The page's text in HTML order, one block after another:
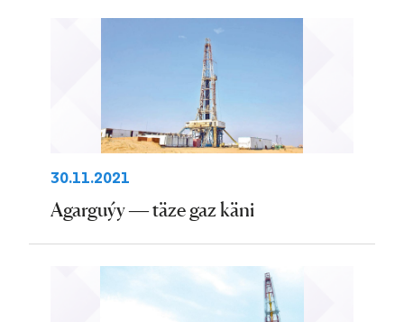
30.11.2021
Agarguýy — täze gaz käni